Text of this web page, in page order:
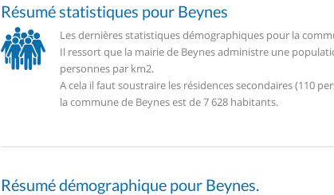
Résumé statistiques pour Beynes
Les dernières statistiques démographiques pour la
Il ressort que la mairie de Beynes administre une
personnes par km2.
A cela il faut soustraire les résidences secondaires (110
la commune de Beynes est de 7 628 habitants.
Résumé démographique pour Beynes.